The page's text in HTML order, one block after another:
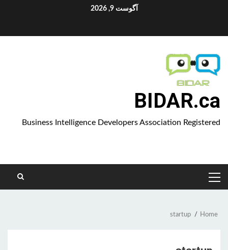
آگوست 9, 2026
BIDAR.ca
Business Intelligence Developers Association Registered
PRIMARY
MENU
Home
startup